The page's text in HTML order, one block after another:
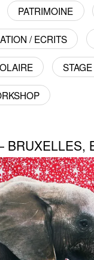
PATRIMOINE
/ ECRITS
STAGE